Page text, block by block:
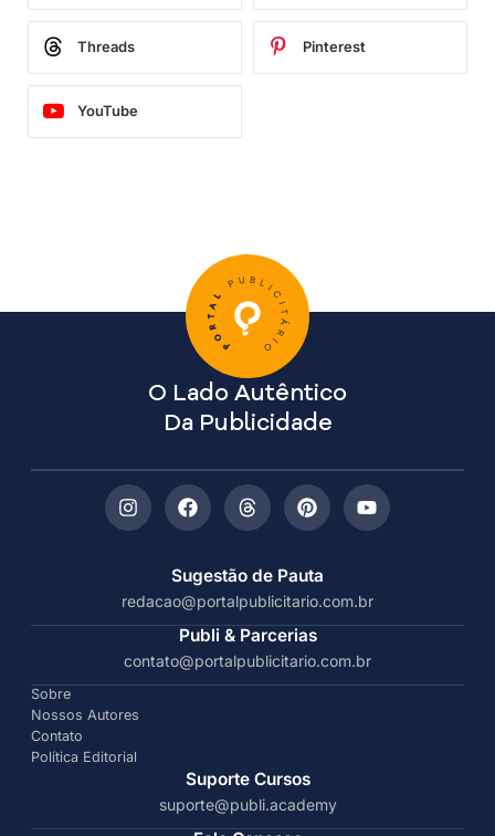
Threads Pinterest
YouTube
Sugestão de Pauta
redacao@portalpublicitario.com.br
Publi & Parcerias
contato@portalpublicitario.com.br
Sobre
Nossos Autores
Contato
Política Editorial
O Lado Autêntico
Da Publicidade
Suporte Cursos
suporte@publi.academy